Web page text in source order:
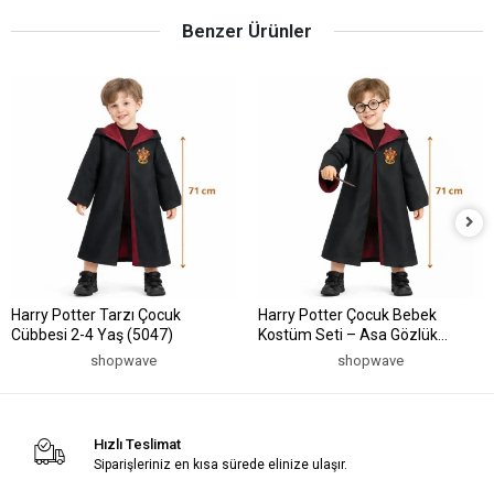
Benzer Ürünler
Harry Potter Tarzı Çocuk
Cübbesi 2-4 Yaş (5047)
shopwave
Harry Potter Çocuk Bebek
Kostüm Seti – Asa Gözlük
Pelerin 71 cm (2-4 Yaş) (5047)
shopwave
Hızlı Teslimat
Siparişleriniz en kısa sürede elinize ulaşır.